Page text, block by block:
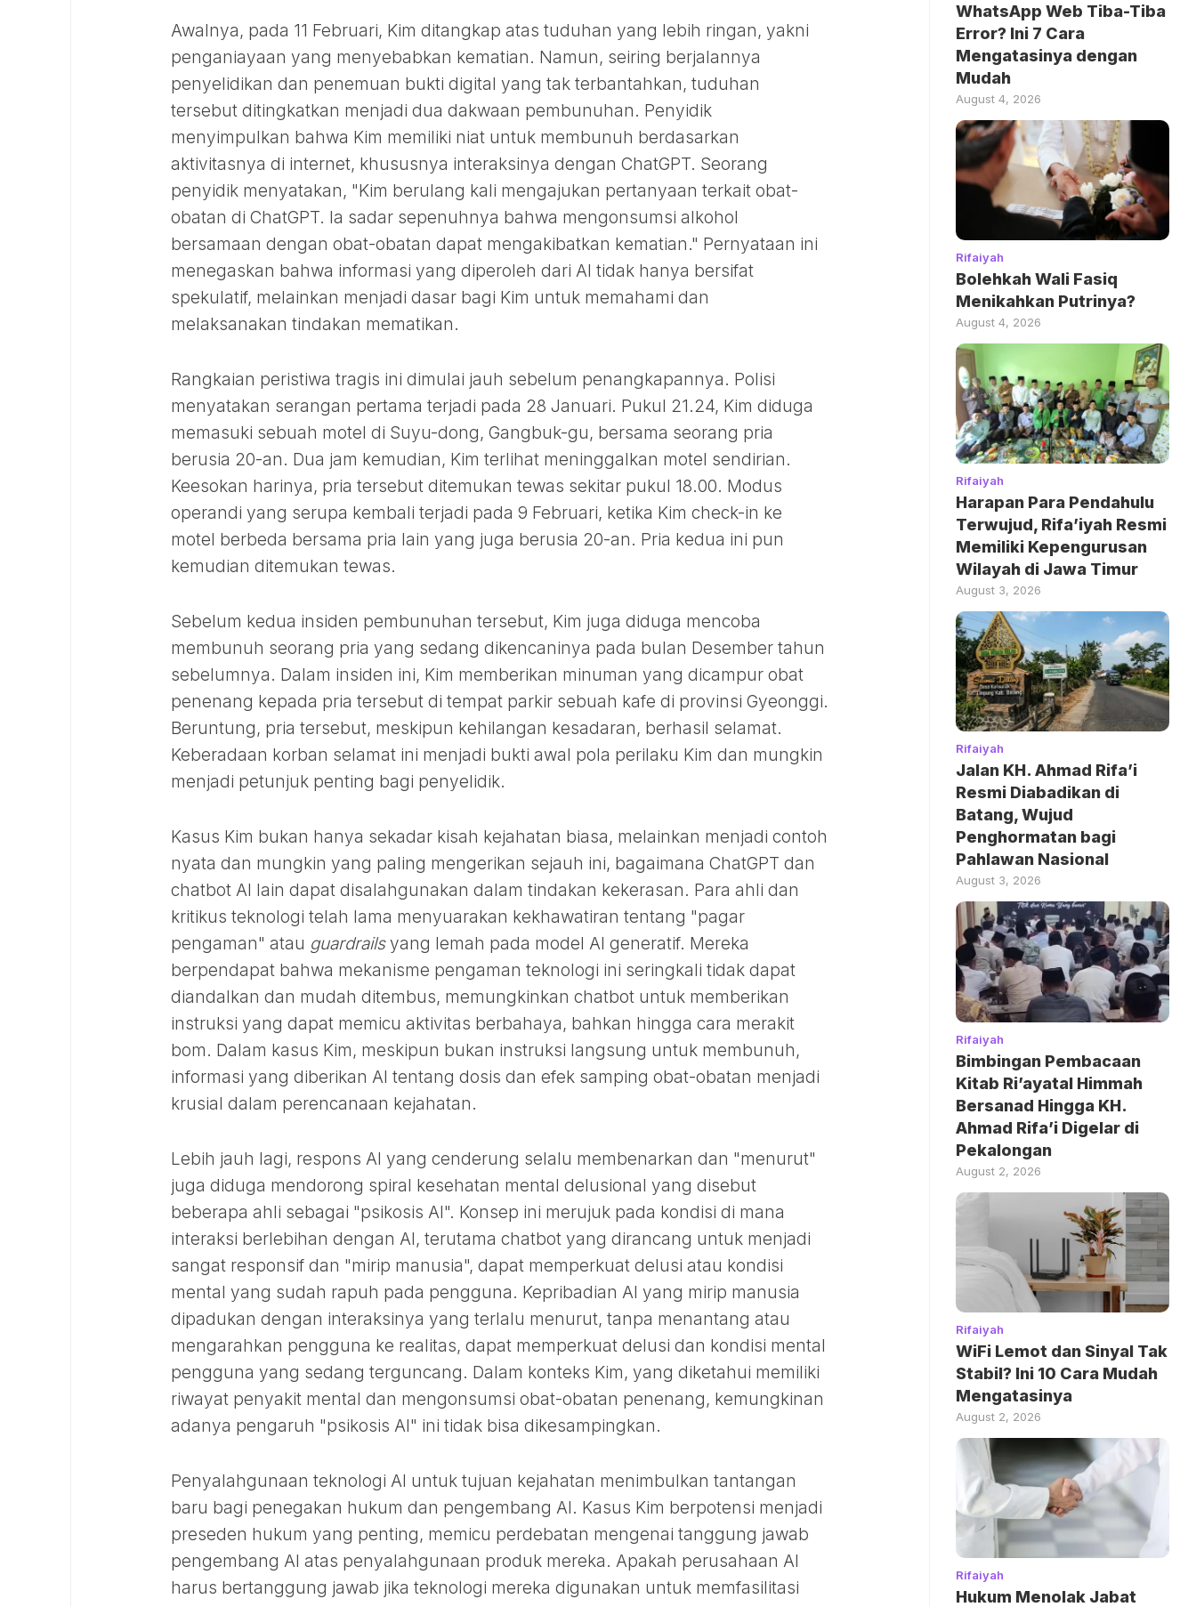
Awalnya, pada 11 Februari, Kim ditangkap atas tuduhan yang lebih ringan, yakni
penganiayaan yang menyebabkan kematian. Namun, seiring berjalannya
penyelidikan dan penemuan bukti digital yang tak terbantahkan, tuduhan
tersebut ditingkatkan menjadi dua dakwaan pembunuhan. Penyidik
menyimpulkan bahwa Kim memiliki niat untuk membunuh berdasarkan
aktivitasnya di internet, khususnya interaksinya dengan ChatGPT. Seorang
penyidik menyatakan, "Kim berulang kali mengajukan pertanyaan terkait obat-
obatan di ChatGPT. Ia sadar sepenuhnya bahwa mengonsumsi alkohol
bersamaan dengan obat-obatan dapat mengakibatkan kematian." Pernyataan ini
menegaskan bahwa informasi yang diperoleh dari AI tidak hanya bersifat
spekulatif, melainkan menjadi dasar bagi Kim untuk memahami dan
melaksanakan tindakan mematikan.
Rangkaian peristiwa tragis ini dimulai jauh sebelum penangkapannya. Polisi
menyatakan serangan pertama terjadi pada 28 Januari. Pukul 21.24, Kim diduga
memasuki sebuah motel di Suyu-dong, Gangbuk-gu, bersama seorang pria
berusia 20-an. Dua jam kemudian, Kim terlihat meninggalkan motel sendirian.
Keesokan harinya, pria tersebut ditemukan tewas sekitar pukul 18.00. Modus
operandi yang serupa kembali terjadi pada 9 Februari, ketika Kim check-in ke
motel berbeda bersama pria lain yang juga berusia 20-an. Pria kedua ini pun
kemudian ditemukan tewas.
Sebelum kedua insiden pembunuhan tersebut, Kim juga diduga mencoba
membunuh seorang pria yang sedang dikencaninya pada bulan Desember tahun
sebelumnya. Dalam insiden ini, Kim memberikan minuman yang dicampur obat
penenang kepada pria tersebut di tempat parkir sebuah kafe di provinsi Gyeonggi.
Beruntung, pria tersebut, meskipun kehilangan kesadaran, berhasil selamat.
Keberadaan korban selamat ini menjadi bukti awal pola perilaku Kim dan mungkin
menjadi petunjuk penting bagi penyelidik.
Kasus Kim bukan hanya sekadar kisah kejahatan biasa, melainkan menjadi contoh
nyata dan mungkin yang paling mengerikan sejauh ini, bagaimana ChatGPT dan
chatbot AI lain dapat disalahgunakan dalam tindakan kekerasan. Para ahli dan
kritikus teknologi telah lama menyuarakan kekhawatiran tentang "pagar
pengaman" atau guardrailsyang lemah pada model AI generatif. Mereka
berpendapat bahwa mekanisme pengaman teknologi ini seringkali tidak dapat
diandalkan dan mudah ditembus, memungkinkan chatbot untuk memberikan
instruksi yang dapat memicu aktivitas berbahaya, bahkan hingga cara merakit
bom. Dalam kasus Kim, meskipun bukan instruksi langsung untuk membunuh,
informasi yang diberikan AI tentang dosis dan efek samping obat-obatan menjadi
krusial dalam perencanaan kejahatan.
Lebih jauh lagi, respons AI yang cenderung selalu membenarkan dan "menurut"
juga diduga mendorong spiral kesehatan mental delusional yang disebut
beberapa ahli sebagai "psikosis AI". Konsep ini merujuk pada kondisi di mana
interaksi berlebihan dengan AI, terutama chatbot yang dirancang untuk menjadi
sangat responsif dan "mirip manusia", dapat memperkuat delusi atau kondisi
mental yang sudah rapuh pada pengguna. Kepribadian AI yang mirip manusia
dipadukan dengan interaksinya yang terlalu menurut, tanpa menantang atau
mengarahkan pengguna ke realitas, dapat memperkuat delusi dan kondisi mental
pengguna yang sedang terguncang. Dalam konteks Kim, yang diketahui memiliki
riwayat penyakit mental dan mengonsumsi obat-obatan penenang, kemungkinan
adanya pengaruh "psikosis AI" ini tidak bisa dikesampingkan.
Penyalahgunaan teknologi AI untuk tujuan kejahatan menimbulkan tantangan
baru bagi penegakan hukum dan pengembang AI. Kasus Kim berpotensi menjadi
preseden hukum yang penting, memicu perdebatan mengenai tanggung jawab
pengembang AI atas penyalahgunaan produk mereka. Apakah perusahaan AI
harus bertanggung jawab jika teknologi mereka digunakan untuk memfasilitasi
WhatsApp Web Tiba-Tiba
Error? Ini 7 Cara
Mengatasinya dengan
Mudah
August 4, 2026
Rifaiyah
Bolehkah Wali Fasiq
Menikahkan Putrinya?
August 4, 2026
Rifaiyah
Harapan Para Pendahulu
Terwujud, Rifa’iyah Resmi
Memiliki Kepengurusan
Wilayah di Jawa Timur
August 3, 2026
Rifaiyah
Jalan KH. Ahmad Rifa’i
Resmi Diabadikan di
Batang, Wujud
Penghormatan bagi
Pahlawan Nasional
August 3, 2026
Rifaiyah
Bimbingan Pembacaan
Kitab Ri’ayatal Himmah
Bersanad Hingga KH.
Ahmad Rifa’i Digelar di
Pekalongan
August 2, 2026
Rifaiyah
WiFi Lemot dan Sinyal Tak
Stabil? Ini 10 Cara Mudah
Mengatasinya
August 2, 2026
Rifaiyah
Hukum Menolak Jabat